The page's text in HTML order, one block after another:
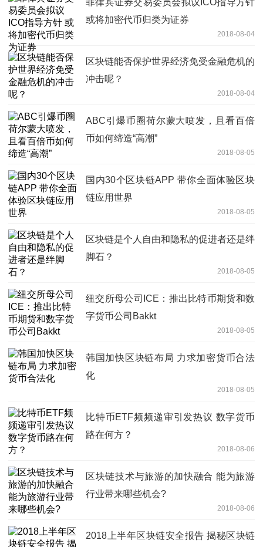
或将加密代币归类为证券
2018-08-04
区块链能否保护世界经济免受金融危机的
冲击呢？
2018-08-04
ABC引爆币圈荷尔蒙大喷发，且看百倍
币如何缔造“高潮”
2018-08-05
国内30个区块链APP 带你全面体验区块
链应用世界
2018-08-05
区块链是个人自由和隐私的促进者还是绊
脚石？
2018-08-05
纽交所母公司ICE：推出比特币期货和数
字货币公司Bakkt
2018-08-05
韩国加快区块链布局 力求加密货币合法
化
2018-08-05
比特币ETF频频递审引发热议 数字货币
路在何方？
2018-08-06
区块链技术与旅游的加快融合 能为旅游
行业带来哪些机会?
2018-08-06
2018上半年区块链安全报告 揭秘区块链